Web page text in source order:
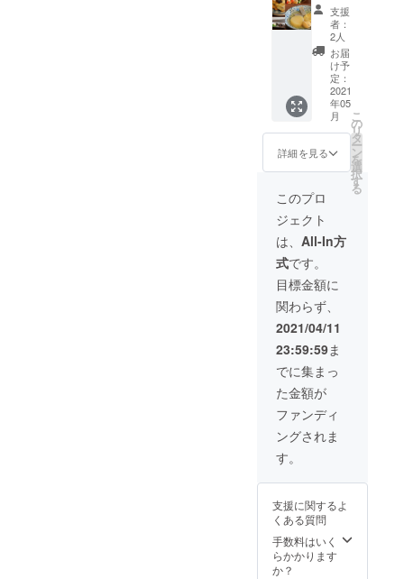
ロナ収
束後）
活動報
告
（2021
年5月頃
発送し
ます）
さんや
カフェ
ケーキ
とコー
ヒー
セット
効期限
2022年
4月）
さんや
カフェ
のディ
ナーの
おでん
四品又
はシェ
フおす
すめ一
品券
（有効
期限
2022年
4月）
山谷ま
待（コ
束後）
さんや
カフェ
での義
支援
者：
2人
お届
け予
定：
2021
年05
月
詳細を見る
こ
の
リ
タ
ー
ン
を
選
択
す
る
このプロ
ジェクト
は、 All-In方
式です。
目標金額に
関わらず、
2021/04/11
23:59:59ま
でに集まっ
た金額が
ファンディ
ングされま
す。
支援に関するよ
くある質問
手数料はいく
らかかります
か？